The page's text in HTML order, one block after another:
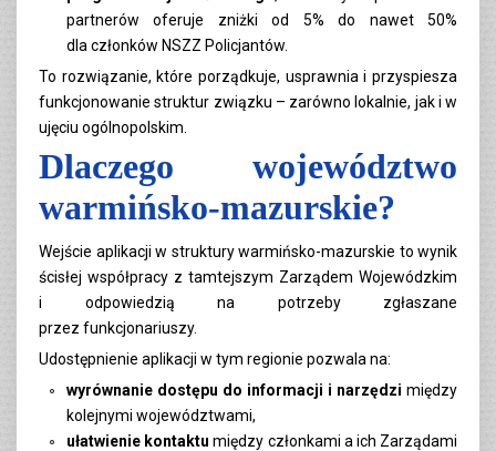
partnerów oferuje zniżki od 5% do nawet 50%
dla członków NSZZ Policjantów.
To rozwiązanie, które porządkuje, usprawnia i przyspiesza
funkcjonowanie struktur związku – zarówno lokalnie, jak i w
ujęciu ogólnopolskim.
Dlaczego województwo
warmińsko-mazurskie?
Wejście aplikacji w struktury warmińsko-mazurskie to wynik
ścisłej współpracy z tamtejszym Zarządem Wojewódzkim
i odpowiedzią na potrzeby zgłaszane
przez funkcjonariuszy.
Udostępnienie aplikacji w tym regionie pozwala na:
wyrównanie dostępu do informacji i narzędzi między
kolejnymi województwami,
ułatwienie kontaktu między członkami a ich Zarządami